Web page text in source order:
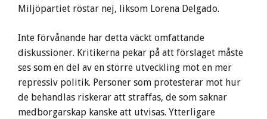
Miljöpartiet röstar nej, liksom Lorena Delgado.
Inte förvånande har detta väckt omfattande
diskussioner. Kritikerna pekar på att förslaget måste
ses som en del av en större utveckling mot en mer
repressiv politik. Personer som protesterar mot hur
de behandlas riskerar att straffas, de som saknar
medborgarskap kanske att utvisas. Ytterligare